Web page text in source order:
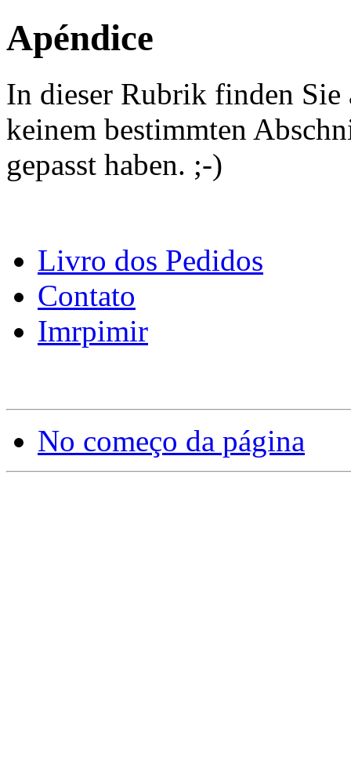
Apéndice
In dieser Rubrik finden Sie
keinem bestimmten
gepasst haben. ;-)
Livro dos Pedidos
Contato
Imrpimir
No começo da página